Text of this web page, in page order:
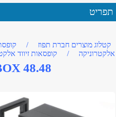
תפריט
קטלוג מוצרים חברת תפוז /
אלקטרוניקה
/ קופסאות זיווד
48.48